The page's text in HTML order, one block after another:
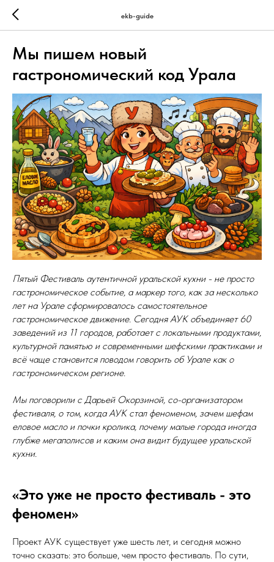
ekb-guide
Мы пишем новый
гастрономический код Урала
Пятый Фестиваль аутентичной уральской кухни - не просто
гастрономическое событие, а маркер того, как за несколько
лет на Урале сформировалось самостоятельное
гастрономическое движение. Сегодня АУК объединяет 60
заведений из 11 городов, работает с локальными продуктами,
культурной памятью и современными шефскими практиками и
всё чаще становится поводом говорить об Урале как о
гастрономическом регионе.
Мы поговорили с Дарьей Окорзиной, со-организатором
фестиваля, о том, когда АУК стал феноменом, зачем шефам
еловое масло и почки кролика, почему малые города иногда
глубже мегаполисов и каким она видит будущее уральской
кухни.
«Это уже не просто фестиваль - это
феномен»
Проект АУК существует уже шесть лет, и сегодня можно
точно сказать: это больше, чем просто фестиваль. По сути,